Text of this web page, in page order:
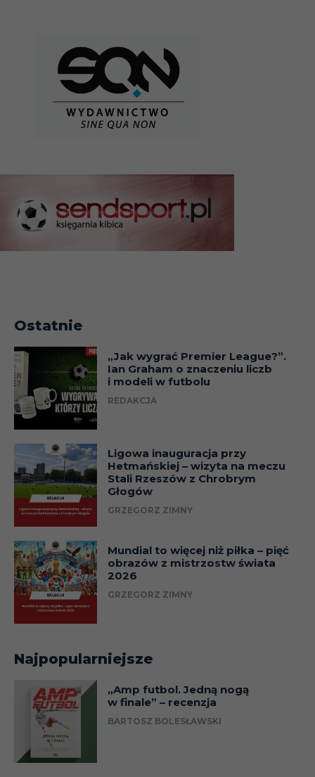
Ostatnie
„Jak wygrać Premier League?”.
Ian Graham o znaczeniu liczb
i modeli w futbolu
REDAKCJA
Ligowa inauguracja przy
Hetmańskiej – wizyta na meczu
Stali Rzeszów z Chrobrym
Głogów
GRZEGORZ ZIMNY
Mundial to więcej niż piłka – pięć
obrazów z mistrzostw świata
2026
GRZEGORZ ZIMNY
Najpopularniejsze
„Amp futbol. Jedną nogą
w finale” – recenzja
BARTOSZ BOLESŁAWSKI